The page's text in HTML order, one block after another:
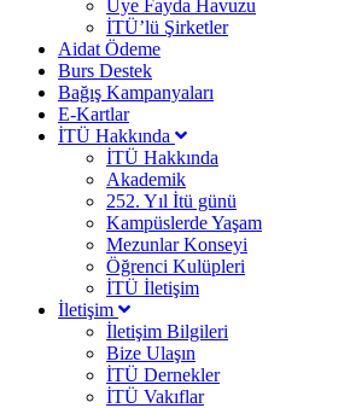
Üye Fayda Havuzu
İTÜ’lü Şirketler
Aidat Ödeme
Burs Destek
Bağış Kampanyaları
E-Kartlar
İTÜ Hakkında
İTÜ Hakkında
Akademik
252. Yıl İtü günü
Kampüslerde Yaşam
Mezunlar Konseyi
Öğrenci Kulüpleri
İTÜ İletişim
İletişim
İletişim Bilgileri
Bize Ulaşın
İTÜ Dernekler
İTÜ Vakıflar